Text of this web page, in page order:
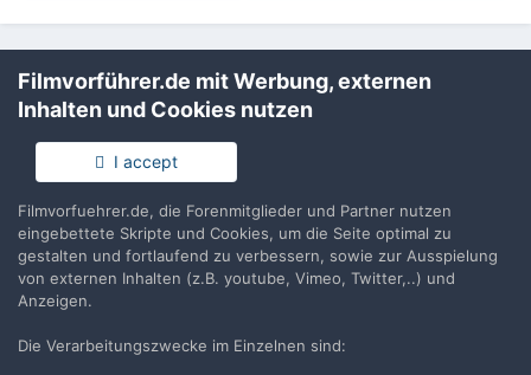
Erstelle ein Benutzerkonto oder melde Dich
an, um zu kommentieren
Du musst ein Benutzerkonto haben, um einen Kommentar
verfassen zu können
Benutzerkonto erstellen
ist einfach!
Filmvorführer.de mit Werbung, externen
Inhalten und Cookies nutzen
I accept
Filmvorfuehrer.de, die Forenmitglieder und Partner nutzen
eingebettete Skripte und Cookies, um die Seite optimal zu
gestalten und fortlaufend zu verbessern, sowie zur Ausspielung
von externen Inhalten (z.B. youtube, Vimeo, Twitter,..) und
Anzeigen.
Die Verarbeitungszwecke im Einzelnen sind: